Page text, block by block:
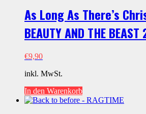
As Long As There’s
BEAUTY AND THE BEAST
€9,90
inkl. MwSt.
In den Warenkorb